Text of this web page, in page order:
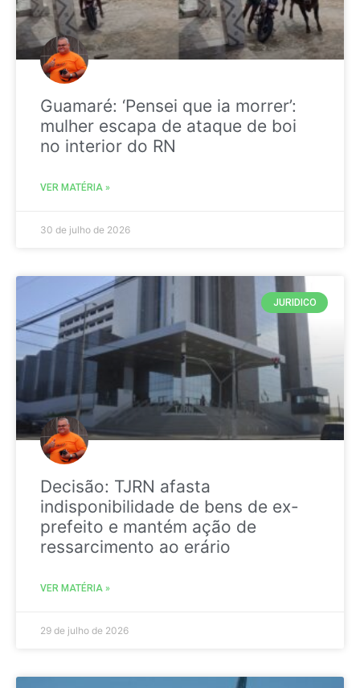
Guamaré: ‘Pensei que ia morrer’:
mulher escapa de ataque de boi
no interior do RN
VER MATÉRIA »
30 de julho de 2026
JURIDICO
Decisão: TJRN afasta
indisponibilidade de bens de ex-
prefeito e mantém ação de
ressarcimento ao erário
VER MATÉRIA »
29 de julho de 2026